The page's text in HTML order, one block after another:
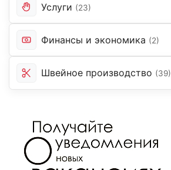
Услуги (23)
Финансы и экономика (2)
Швейное производство (39)